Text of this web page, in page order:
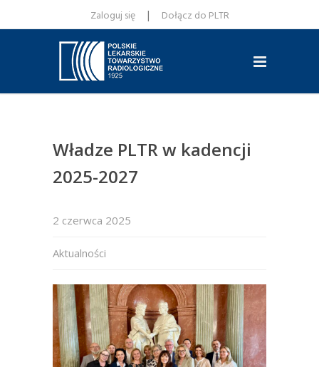
Zaloguj się | Dołącz do PLTR
Władze PLTR w kadencji
2025-2027
2 czerwca 2025
Aktualności